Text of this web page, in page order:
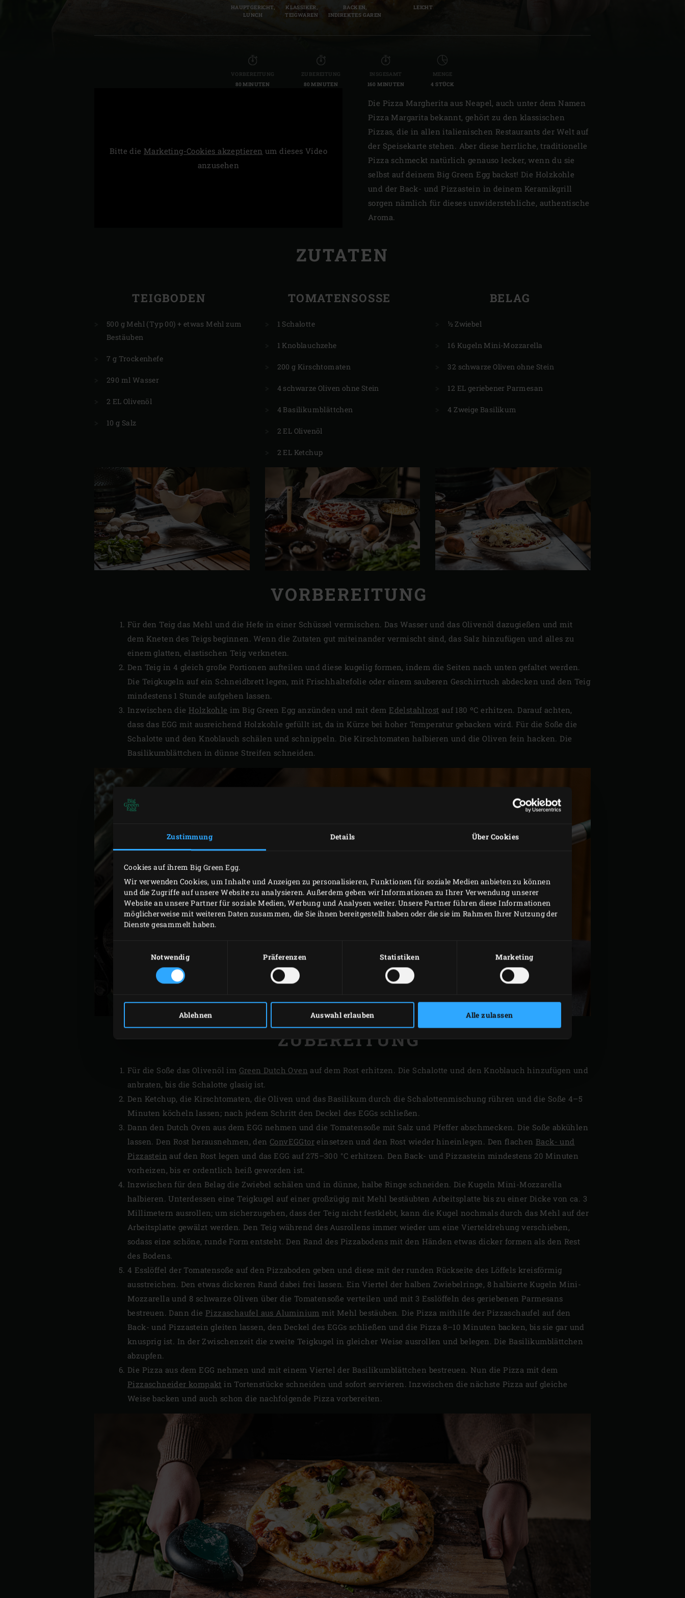
Zustimmung Details Über Cookies
Cookies auf ihrem Big Green Egg.
Wir verwenden Cookies, um Inhalte und Anzeigen zu personalisieren, Funktionen für soziale Medien anbieten zu können
und die Zugriffe auf unsere Website zu analysieren. Außerdem geben wir Informationen zu Ihrer Verwendung unserer
Website an unsere Partner für soziale Medien, Werbung und Analysen weiter. Unsere Partner führen diese Informationen
möglicherweise mit weiteren Daten zusammen, die Sie ihnen bereitgestellt haben oder die sie im Rahmen Ihrer Nutzung der
Dienste gesammelt haben.
Notwendig
Präferenzen Statistiken Marketing
Ablehnen Auswahl erlauben Alle zulassen
Estonia | Eesti
Slovenia | Slovenija
Spain | España
Sweden | Sverige
Switzerland (French) | Schweiz (Français)
Switzerland | Schweiz
Turkey | Türkiye
HAUPTGERICHT,
LUNCH
KLASSIKER,
TEIGWAREN
BACKEN,
INDIREKTES GAREN
LEICHT
VORBEREITUNG
80 MINUTEN
ZUBEREITUNG
80 MINUTEN
INSGESAMT
160 MINUTEN
MENGE
4 STÜCK
Bitte die Marketing-Cookies akzeptieren um dieses Video
anzusehen
Die Pizza Margherita aus Neapel, auch unter dem Namen
Pizza Margarita bekannt, gehört zu den klassischen
Pizzas, die in allen italienischen Restaurants der Welt auf
der Speisekarte stehen. Aber diese herrliche, traditionelle
Pizza schmeckt natürlich genauso lecker, wenn du sie
selbst auf deinem Big Green Egg backst! Die Holzkohle
und der Back- und Pizzastein in deinem Keramikgrill
sorgen nämlich für dieses unwiderstehliche, authentische
Aroma.
ZUTATEN
TEIGBODEN
500 g Mehl (Typ 00) + etwas Mehl zum
Bestäuben
7 g Trockenhefe
290 ml Wasser
2 EL Olivenöl
10 g Salz
TOMATENSOSSE
1 Schalotte
1 Knoblauchzehe
200 g Kirschtomaten
4 schwarze Oliven ohne Stein
4 Basilikumblättchen
2 EL Olivenöl
2 EL Ketchup
BELAG
½ Zwiebel
16 Kugeln Mini-Mozzarella
32 schwarze Oliven ohne Stein
12 EL geriebener Parmesan
4 Zweige Basilikum
VORBEREITUNG
Für den Teig das Mehl und die Hefe in einer Schüssel vermischen. Das Wasser und das Olivenöl dazugießen und mit
dem Kneten des Teigs beginnen. Wenn die Zutaten gut miteinander vermischt sind, das Salz hinzufügen und alles zu
einem glatten, elastischen Teig verkneten.
Den Teig in 4 gleich große Portionen aufteilen und diese kugelig formen, indem die Seiten nach unten gefaltet werden.
Die Teigkugeln auf ein Schneidbrett legen, mit Frischhaltefolie oder einem sauberen Geschirrtuch abdecken und den Teig
mindestens 1 Stunde aufgehen lassen.
Inzwischen die Holzkohle im Big Green Egg anzünden und mit dem Edelstahlrost auf 180 ºC erhitzen. Darauf achten,
dass das EGG mit ausreichend Holzkohle gefüllt ist, da in Kürze bei hoher Temperatur gebacken wird. Für die Soße die
Schalotte und den Knoblauch schälen und schnippeln. Die Kirschtomaten halbieren und die Oliven fein hacken. Die
Basilikumblättchen in dünne Streifen schneiden.
ZUBEREITUNG
Für die Soße das Olivenöl im Green Dutch Oven auf dem Rost erhitzen. Die Schalotte und den Knoblauch hinzufügen und
anbraten, bis die Schalotte glasig ist.
Den Ketchup, die Kirschtomaten, die Oliven und das Basilikum durch die Schalottenmischung rühren und die Soße 4–5
Minuten köcheln lassen; nach jedem Schritt den Deckel des EGGs schließen.
Dann den Dutch Oven aus dem EGG nehmen und die Tomatensoße mit Salz und Pfeffer abschmecken. Die Soße abkühlen
lassen. Den Rost herausnehmen, den ConvEGGtor einsetzen und den Rost wieder hineinlegen. Den flachen Back- und
Pizzastein auf den Rost legen und das EGG auf 275–300 °C erhitzen. Den Back- und Pizzastein mindestens 20 Minuten
vorheizen, bis er ordentlich heiß geworden ist.
Inzwischen für den Belag die Zwiebel schälen und in dünne, halbe Ringe schneiden. Die Kugeln Mini-Mozzarella
halbieren. Unterdessen eine Teigkugel auf einer großzügig mit Mehl bestäubten Arbeitsplatte bis zu einer Dicke von ca. 3
Millimetern ausrollen; um sicherzugehen, dass der Teig nicht festklebt, kann die Kugel nochmals durch das Mehl auf der
Arbeitsplatte gewälzt werden. Den Teig während des Ausrollens immer wieder um eine Vierteldrehung verschieben,
sodass eine schöne, runde Form entsteht. Den Rand des Pizzabodens mit den Händen etwas dicker formen als den Rest
des Bodens.
4 Esslöffel der Tomatensoße auf den Pizzaboden geben und diese mit der runden Rückseite des Löffels kreisförmig
ausstreichen. Den etwas dickeren Rand dabei frei lassen. Ein Viertel der halben Zwiebelringe, 8 halbierte Kugeln Mini-
Mozzarella und 8 schwarze Oliven über die Tomatensoße verteilen und mit 3 Esslöffeln des geriebenen Parmesans
bestreuen. Dann die Pizzaschaufel aus Aluminium mit Mehl bestäuben. Die Pizza mithilfe der Pizzaschaufel auf den
Back- und Pizzastein gleiten lassen, den Deckel des EGGs schließen und die Pizza 8–10 Minuten backen, bis sie gar und
knusprig ist. In der Zwischenzeit die zweite Teigkugel in gleicher Weise ausrollen und belegen. Die Basilikumblättchen
abzupfen.
Die Pizza aus dem EGG nehmen und mit einem Viertel der Basilikumblättchen bestreuen. Nun die Pizza mit dem
Pizzaschneider kompakt in Tortenstücke schneiden und sofort servieren. Inzwischen die nächste Pizza auf gleiche
Weise backen und auch schon die nachfolgende Pizza vorbereiten.